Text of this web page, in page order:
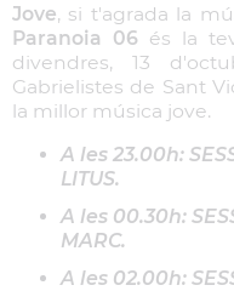
Jove, si t'agrada la
Paranoia 06 és la
divendres, 13
Gabrielistes de Sant
la millor música jove.
A les 23.00h:
LITUS.
A les 00.30h:
MARC.
A les 02.00h: